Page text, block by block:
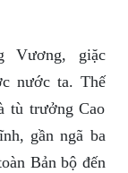
Vương, giặc
nước ta. Thế
tù trưởng Cao
gần ngã ba
Bản bộ đến